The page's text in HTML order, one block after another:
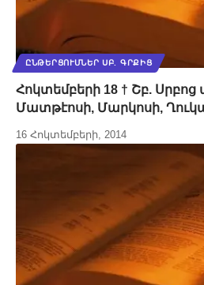
ԸՆԹԵՐՑՈՒՄՆԵՐ ՍԲ. ԳՐՔԻՑ
Հոկտեմբերի 18 † Շբ.
Մատթէոսի, Մարկոսի,
16 Հոկտեմբերի, 2014